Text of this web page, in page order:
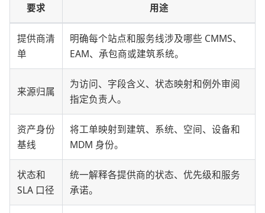
要求 用途
提供商清
单
明确每个站点和服务线涉及哪些 CMMS、
EAM、承包商或建筑系统。
来源归属
为访问、字段含义、状态映射和例外审阅
指定负责人。
资产身份
基线
将工单映射到建筑、系统、空间、设备和
MDM 身份。
状态和
SLA 口径
统一解释各提供商的状态、优先级和服务
承诺。